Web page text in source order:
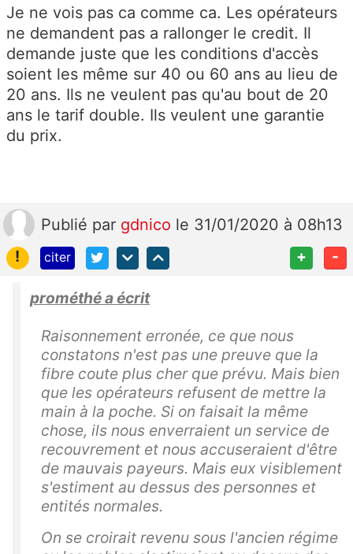
Je ne vois pas ca comme ca. Les opérateurs
ne demandent pas a rallonger le credit. Il
demande juste que les conditions d'accès
soient les même sur 40 ou 60 ans au lieu de
20 ans. Ils ne veulent pas qu'au bout de 20
ans le tarif double. Ils veulent une garantie
du prix.
Publié par gdnico le 31/01/2020 à 08h13
!
citer + -
prométhé a écrit
Raisonnement erronée, ce que nous
constatons n'est pas une preuve que la
fibre coute plus cher que prévu. Mais bien
que les opérateurs refusent de mettre la
main à la poche. Si on faisait la même
chose, ils nous enverraient un service de
recouvrement et nous accuseraient d'être
de mauvais payeurs. Mais eux visiblement
s'estiment au dessus des personnes et
entités normales.
On se croirait revenu sous l'ancien régime